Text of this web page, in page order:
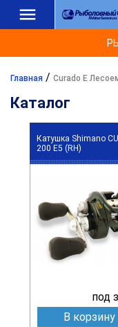
Главная / Curado E
Каталог
Катушка Shimano
200 E5 (RH)
под
В корзину